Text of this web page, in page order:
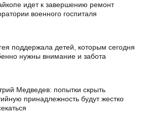
идет к завершению ремонт
военного госпиталя
поддержала детей, которым сегодня
нужны внимание и забота
Медведев: попытки скрыть
принадлежность будут жестко